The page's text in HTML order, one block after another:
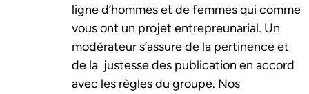
ligne d’hommes et de femmes qui comme
vous ont un projet entrepreunarial. Un
modérateur s’assure de la pertinence et
de la justesse des publication en accord
avec les règles du groupe. Nos